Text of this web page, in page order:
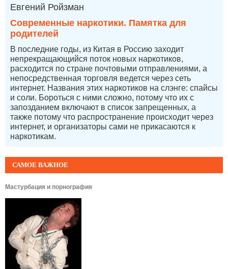
САМОЕ ВАЖНОЕ
Мастурбация и порнография
Евгений Ройзман
Современные наркотики. Памятка для
родителей
В последние годы, из Китая в Россию заходит
непрекращающийся поток новых наркотиков,
расходится по стране почтовыми отправлениями, а
непосредственная торговля ведется через сеть
интернет. Названия этих наркотиков на слэнге: спайсы
и соли. Бороться с ними сложно, потому что их с
запозданием включают в список запрещенных, а
также потому что распространение происходит через
интернет, и организаторы сами не прикасаются к
наркотикам.